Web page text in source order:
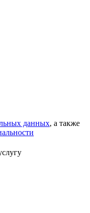
данных, а также